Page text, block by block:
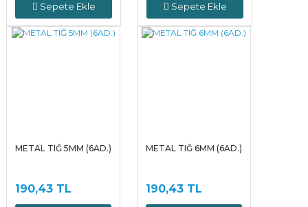
Sepete Ekle Sepete Ekle
METAL TIĞ 5MM (6AD.)
190,43 TL
METAL TIĞ 6MM (6AD.)
190,43 TL